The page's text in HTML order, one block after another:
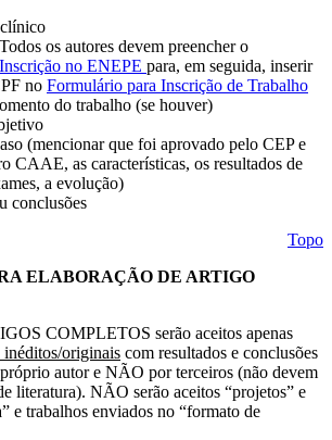
os autores devem preencher o
no ENEPE para, em seguida, inserir
no Formulário para Inscrição de Trabalho
do trabalho (se houver)
(mencionar que foi aprovado pelo CEP e
CAAE, as características, os resultados de
a evolução)
conclusões
Topo
ELABORAÇÃO DE ARTIGO
COMPLETOS serão aceitos apenas
inéditos/originais com resultados e conclusões
autor e NÃO por terceiros (não devem
literatura). NÃO serão aceitos “projetos” e
e trabalhos enviados no “formato de